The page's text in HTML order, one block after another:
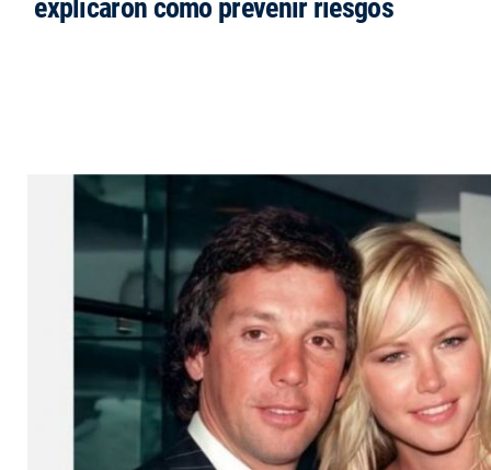
explicaron cómo prevenir riesgos